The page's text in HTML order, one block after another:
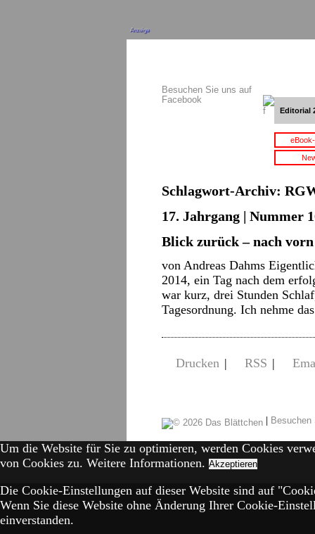
Anzeige
Besuchen Sie uns auf
Facebook
Editorial
Schlagwort-Archiv:
17. Jahrgang | Nummer
Blick zurück – nach vorn
von Andreas Dahms
2014, ein Tag nach dem
war kurz, drei Stunden
Tagesordnung. Ich nehme
Drucken | RSS |
|
Um die Website für Sie zu optimieren, werden Cookies
von Cookies zu. Weitere Informationen. Akzeptieren
Die Cookie-Einstellungen auf dieser Website sind auf
Wenn Sie diese Website ohne Änderung Ihrer Cookie-
einverstanden.